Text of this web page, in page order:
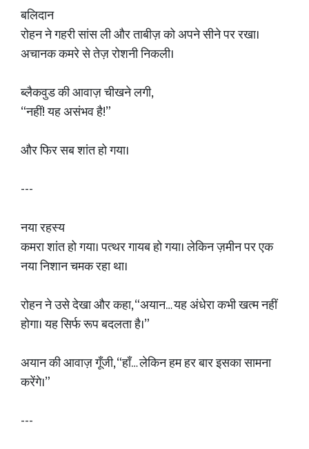
बलिदान
रोहन ने गहरी सांस ली और ताबीज़ को अपने सीने पर रखा।
अचानक कमरे से तेज़ रोशनी निकली।
ब्लैकवुड की आवाज़ चीखने लगी,
“नहीं! यह असंभव है!”
और फिर सब शांत हो गया।
---
नया रहस्य
कमरा शांत हो गया। पत्थर गायब हो गया। लेकिन ज़मीन पर एक
नया निशान चमक रहा था।
रोहन ने उसे देखा और कहा, “अयान… यह अंधेरा कभी खत्म नहीं
होगा। यह सिर्फ रूप बदलता है।”
अयान की आवाज़ गूँजी, “हाँ… लेकिन हम हर बार इसका सामना
करेंगे।”
---